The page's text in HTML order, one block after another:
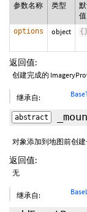
参数名称 类型
值
options object { }
返回值:
创建完成的
继承自:
abstract
对象添加到地图前创
返回值:
无
继承自: